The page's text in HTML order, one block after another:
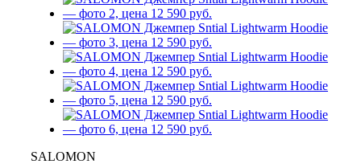
SALOMON